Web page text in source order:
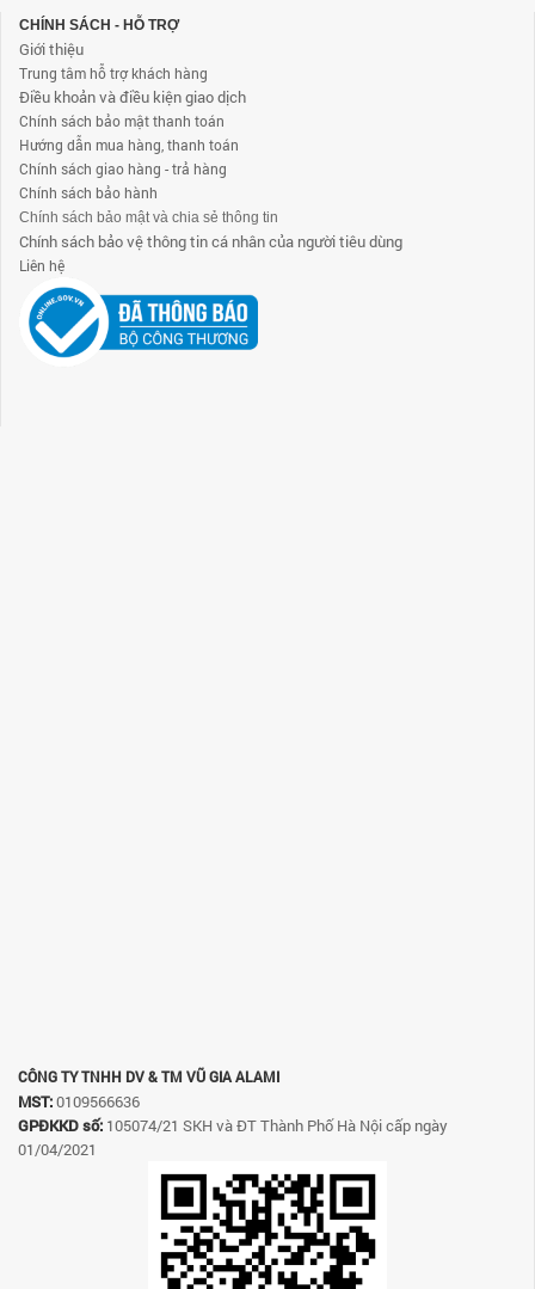
CHÍNH SÁCH - HỖ TRỢ
Giới thiệu
Trung tâm hỗ trợ khách hàng
Điều khoản và điều kiện giao dịch
Chính sách bảo mật thanh toán
Hướng dẫn mua hàng, thanh toán
Chính sách giao hàng - trả hàng
Chính sách bảo hành
Chính sách bảo mật và chia sẻ thông tin
Chính sách bảo vệ thông tin cá nhân của người tiêu dùng
Liên hệ
CÔNG TY TNHH DV & TM VŨ GIA ALAMI
MST:0109566636
GPĐKKD số: 105074/21 SKH và ĐT Thành Phố Hà Nội cấp ngày
01/04/2021